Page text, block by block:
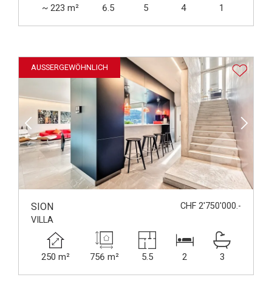
~ 223 m² 6.5 5 4 1
AUSSERGEWÖHNLICH
SION
CHF 2'750'000.-
VILLA
250 m² 756 m² 5.5 2 3